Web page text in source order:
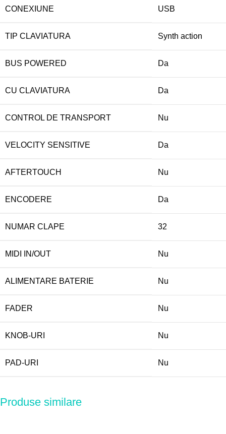
CONEXIUNE USB
TIP CLAVIATURA Synth action
BUS POWERED Da
CU CLAVIATURA Da
CONTROL DE TRANSPORT Nu
VELOCITY SENSITIVE Da
AFTERTOUCH Nu
ENCODERE Da
NUMAR CLAPE 32
MIDI IN/OUT Nu
ALIMENTARE BATERIE Nu
FADER Nu
KNOB-URI Nu
PAD-URI Nu
Produse similare